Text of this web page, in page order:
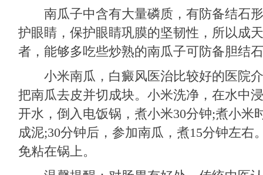
南瓜子中含有大量磷质，有防备结石形
护眼睛，保护眼睛巩膜的坚韧性，所以成
者，能够多吃些炒熟的南瓜子可防备胆结
小米南瓜，白癜风医治比较好的医院介
把南瓜去皮并切成块。小米洗净，在水中
开水，倒入电饭锅，煮小米30分钟;煮小米
成泥;30分钟后，参加南瓜，煮15分钟左右
免粘在锅上。